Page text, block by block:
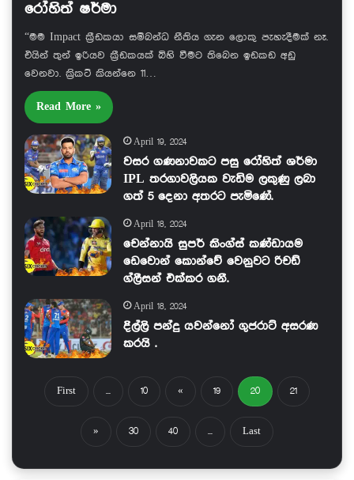
රෝහිත් ෂර්මා
“මම Impact ක්‍රීඩකයා සම්බන්ධ නීතිය ගැන ලොකු පැහැදීමක් නෑ.
එයින් තුන් ඉරියව ක්‍රීඩකයක් බිහි වීමට තිබෙන ඉඩකඩ අඩු
වෙනවා. ක්‍රිකට් කියන්නෙ 11…
Read More »
April 19, 2024
වසර ගණනාවකට පසු රෝහිත් ශර්මා
IPL තරගාවලියක වැඩිම ලකුණු ලබා
ගත් 5 දෙනා අතරට පැමිණේ.
April 18, 2024
චෙන්නායි සුපර් කිංග්ස් කණ්ඩායම
ඩෙවොන් කොන්වේ වෙනුවට රිචඩ්
ග්ලීසන් එක්කර ගනී.
April 18, 2024
දිල්ලි පන්දු යවන්නෝ ගුජරාට් අසරණ
කරයි .
First ... 10 « 19 20 21
» 30 40 ... Last